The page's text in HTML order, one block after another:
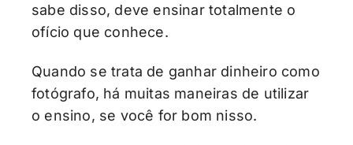
sabe disso, deve ensinar totalmente o
ofício que conhece.
Quando se trata de ganhar dinheiro como
fotógrafo, há muitas maneiras de utilizar
o ensino, se você for bom nisso.